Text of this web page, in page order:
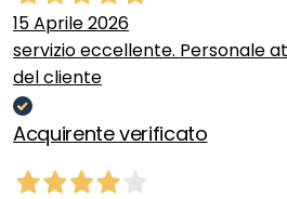
15 Aprile 2026
servizio eccellente. Personale
del cliente
Acquirente verificato